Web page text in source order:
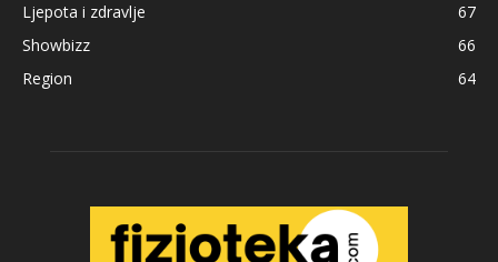
Ljepota i zdravlje
67
Showbizz
66
Region
64